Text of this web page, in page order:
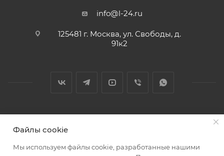
info@l-24.ru
125481 г. Москва, ул. Свободы, д.
91к2
Файлы cookie
Мы используем файлы cookie, разработанные нашими